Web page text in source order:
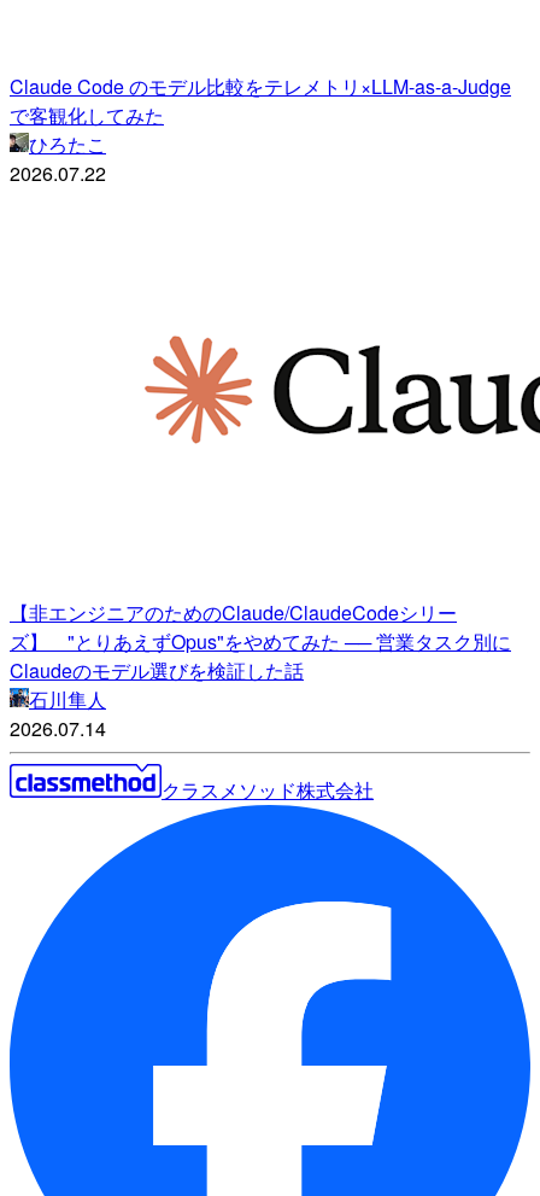
Claude Code のモデル比較をテレメトリ×LLM-as-a-Judge
で客観化してみた
ひろたこ
2026.07.22
【非エンジニアのためのClaude/ClaudeCodeシリー
ズ】 "とりあえずOpus"をやめてみた ── 営業タスク別に
Claudeのモデル選びを検証した話
石川隼人
2026.07.14
クラスメソッド株式会社